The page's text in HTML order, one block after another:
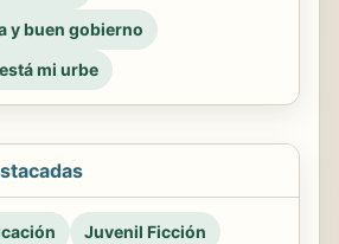
y buen gobierno
mi urbe
Juvenil Ficción